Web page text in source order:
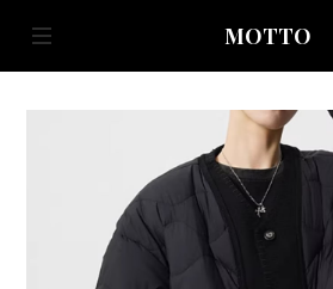
MOTTO